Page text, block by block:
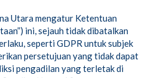
Utara mengatur Ketentuan
ini, sejauh tidak dibatalkan
seperti GDPR untuk subjek
persetujuan yang tidak dapat
pengadilan yang terletak di